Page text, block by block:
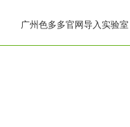
广州色多多官网导入实验室